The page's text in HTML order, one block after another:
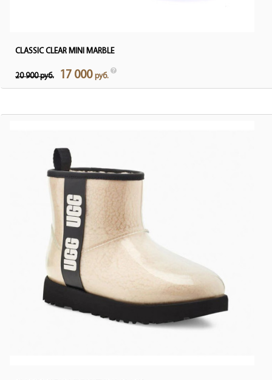
CLASSIC CLEAR MINI MARBLE
20 900 руб. 17 000 руб.